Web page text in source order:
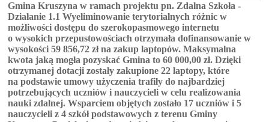
Gmina Kruszyna w ramach projektu pn. Zdalna Szkoła -
Działanie 1.1 Wyeliminowanie terytorialnych różnic w
możliwości dostępu do szerokopasmowego internetu
o wysokich przepustowościach otrzymała dofinansowanie w
wysokości 59 856,72 zł na zakup laptopów. Maksymalna
kwota jaką mogła pozyskać Gmina to 60 000,00 zł. Dzięki
otrzymanej dotacji zostały zakupione 22 laptopy, które
na podstawie umowy użyczenia trafiły do najbardziej
potrzebujących uczniów i nauczycieli w celu realizowania
nauki zdalnej. Wsparciem objętych zostało 17 uczniów i 5
nauczycieli z 4 szkół podstawowych z terenu Gminy